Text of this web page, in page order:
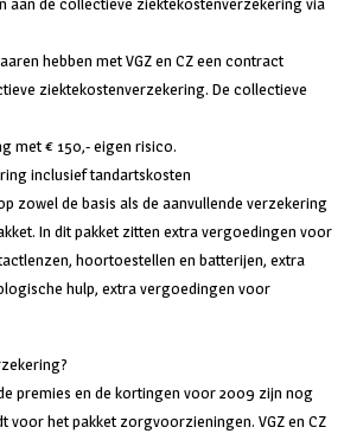
hebben met VGZ en CZ een contract
ziektekostenverzekering. De collectieve
met € 150,- eigen risico.
inclusief tandartskosten
zowel de basis als de aanvullende verzekering
In dit pakket zitten extra vergoedingen voor
hoortoestellen en batterijen, extra
hulp, extra vergoedingen voor
premies en de kortingen voor 2009 zijn nog
voor het pakket zorgvoorzieningen. VGZ en CZ